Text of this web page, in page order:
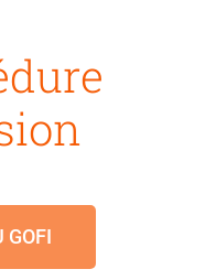
GOFI